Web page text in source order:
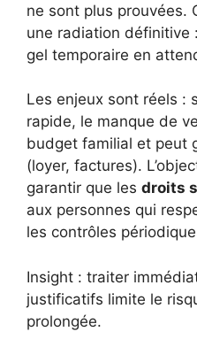
ne sont plus prouvées.
une radiation définitive
gel temporaire en
Les enjeux sont réels :
rapide, le manque de
budget familial et peut
(loyer, factures).
garantir que les droits
aux personnes qui
les contrôles
Insight : traiter
justificatifs limite le
prolongée.